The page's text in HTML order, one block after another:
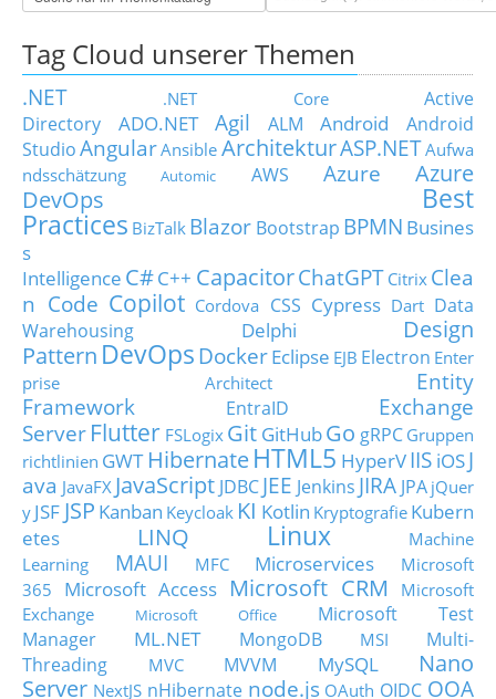
Tag Cloud unserer Themen
.NET .NET Core
Active
Directory
ADO.NET Agil ALM Android
Android
StudioAngularAnsible ArchitekturASP.NETAufwa
ndsschätzung
Automic AWS Azure
Azure
DevOps
Best
Practices BizTalk Blazor Bootstrap BPMN Busines
s
Intelligence C#C++ CapacitorChatGPT Citrix Clea
n Code Copilot Cordova CSS Cypress Dart Data
Warehousing
Delphi
Design
Pattern DevOps DockerEclipse EJB Electron Enter
prise Architect
Entity
Framework
EntraID
Exchange
Server Flutter FSLogix Git GitHubGo gRPC Gruppen
richtlinien GWT HibernateHTML5 HyperVIIS iOSJ
ava JavaFX JavaScript JDBC JEE Jenkins JIRA JPA jQuer
y JSF JSP Kanban Keycloak KI Kotlin Kryptografie Kubern
etes
LINQ Linux
Machine
Learning
MAUI MFC Microservices
Microsoft
365
Microsoft Access Microsoft CRM
Microsoft
Exchange
Microsoft Office
Microsoft Test
Manager
ML.NET MongoDB MSI
Multi-
Threading
MVC MVVM MySQL
Nano
Server NextJS nHibernate node.js OAuth OIDC OOA